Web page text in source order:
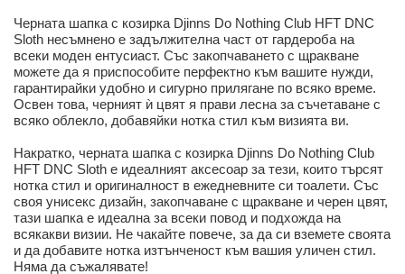
Черната шапка с козирка Djinns Do Nothing Club HFT DNC
Sloth несъмнено е задължителна част от гардероба на
всеки моден ентусиаст. Със закопчаването с щракване
можете да я приспособите перфектно към вашите нужди,
гарантирайки удобно и сигурно прилягане по всяко време.
Освен това, черният ѝ цвят я прави лесна за съчетаване с
всяко облекло, добавяйки нотка стил към визията ви.
Накратко, черната шапка с козирка Djinns Do Nothing Club
HFT DNC Sloth е идеалният аксесоар за тези, които търсят
нотка стил и оригиналност в ежедневните си тоалети. Със
своя унисекс дизайн, закопчаване с щракване и черен цвят,
тази шапка е идеална за всеки повод и подхожда на
всякакви визии. Не чакайте повече, за да си вземете своята
и да добавите нотка изтънченост към вашия уличен стил.
Няма да съжалявате!